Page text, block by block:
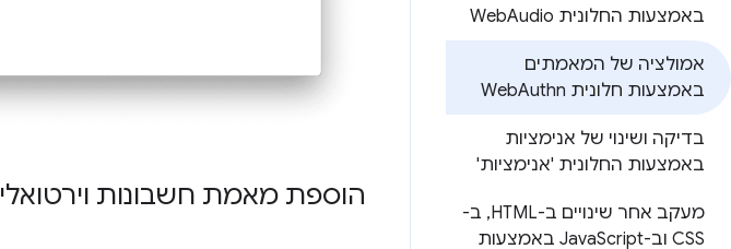
באמצעות החלונית Web Audio
אמולציה של המאמתים
באמצעות חלונית Web Authn
בדיקה ושינוי של אנימציות
באמצעות החלונית 'אנימציות'
מעקב אחר שינויים ב-HTML , ב-
CSS וב-Java
Script באמצעות
הוספת מאמת חשבונות וירטואלי